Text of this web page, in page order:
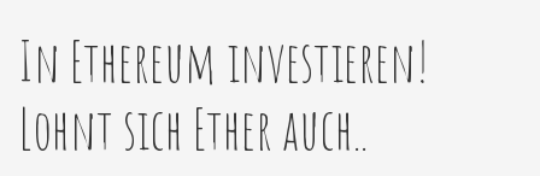
In Ethereum investieren!
Lohnt sich Ether auch..